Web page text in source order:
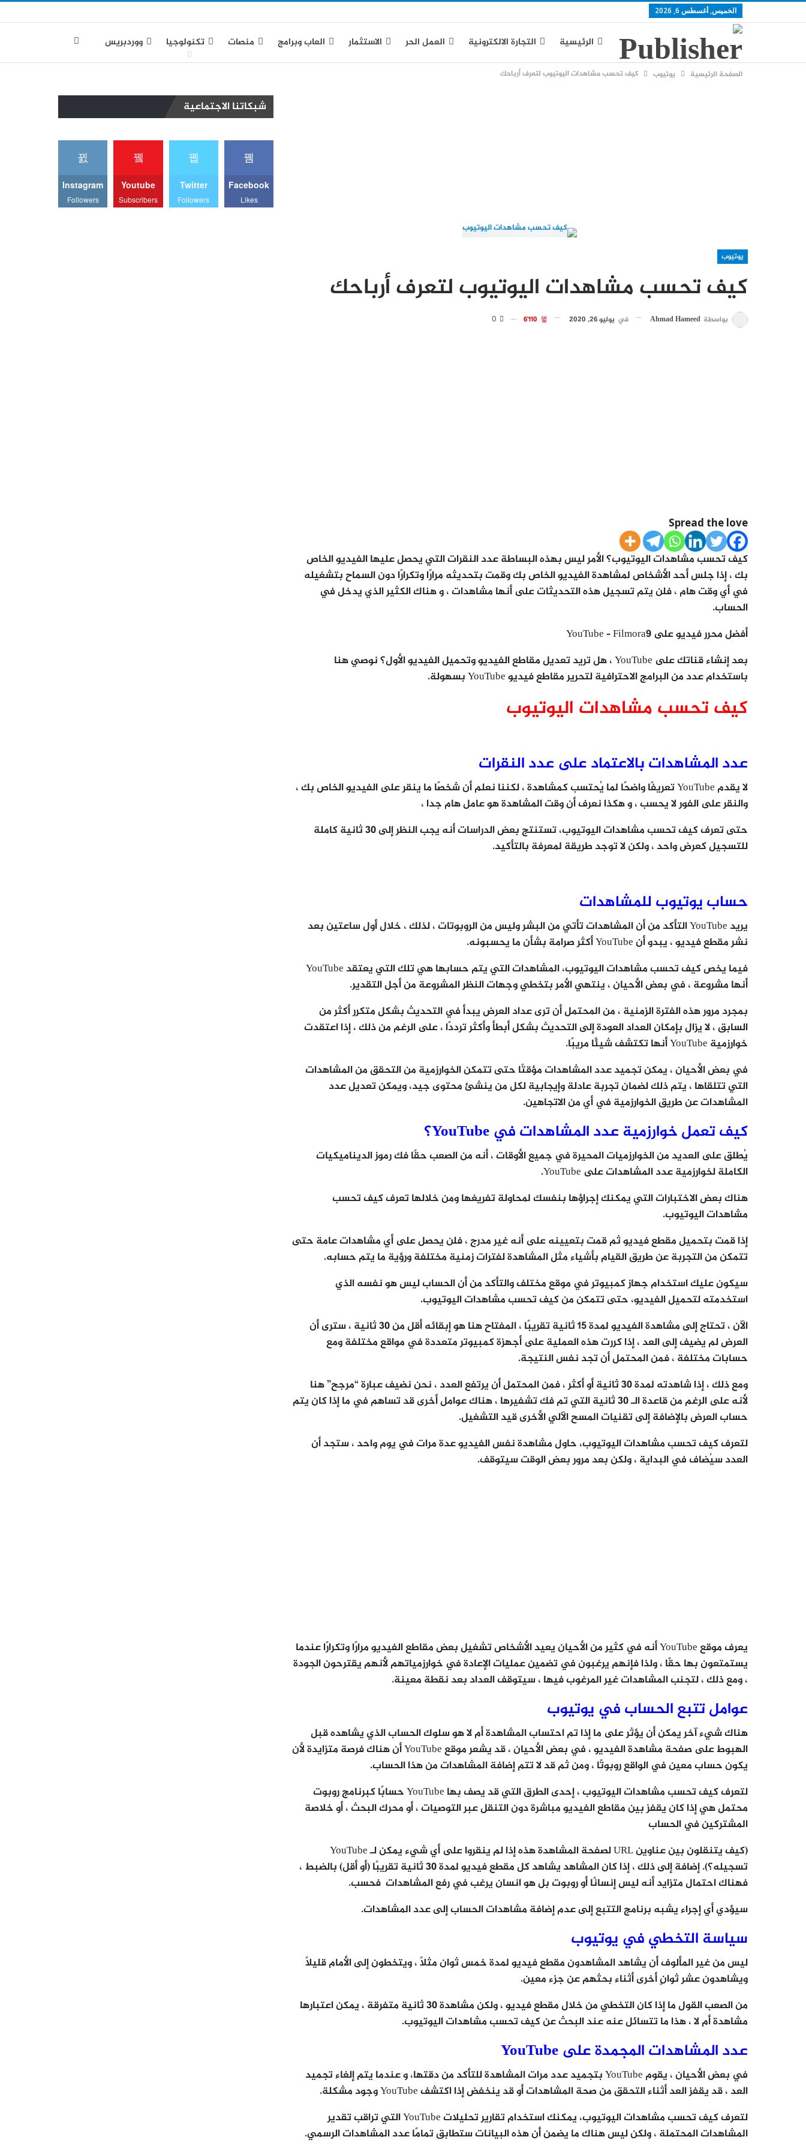
الخميس, أغسطس 6, 2026
الرئيسية التجارة الالكترونية العمل الحر الاستثمار العاب وبرامج منصات تكنولوجيا ووردبريس
يوتيوب سياسة الخصوصية الصفحة الرئيسية يوتيوب كيف تحسب مشاهدات اليوتيوب لتعرف أرباحك
يوتيوب
كيف تحسب مشاهدات اليوتيوب لتعرف أرباحك
بواسطة Ahmad Hameed في يوليو 26, 2020
Spread the love
كيف تحسب مشاهدات اليوتيوب؟ الأمر ليس بهذه البساطة عدد النقرات التي يحصل عليها الفيديو الخاص
بك ، إذا جلس أحد الأشخاص لمشاهدة الفيديو الخاص بك وقمت بتحديثه مرارًا وتكرارًا دون السماح بتشغيله
في أي وقت هام ، فلن يتم تسجيل هذه التحديثات على أنها مشاهدات ، و هناك الكثير الذي يدخل في
الحساب.
أفضل محرر فيديو على YouTube – Filmora9
بعد إنشاء قناتك على YouTube ، هل تريد تعديل مقاطع الفيديو وتحميل الفيديو الأول؟ نوصي هنا
باستخدام عدد من البرامج الاحترافية لتحرير مقاطع فيديو YouTube بسهولة.
كيف تحسب مشاهدات اليوتيوب
عدد المشاهدات بالاعتماد على عدد النقرات
لا يقدم YouTube تعريفًا واضحًا لما يُحتسب كمشاهدة ، لكننا نعلم أن شخصًا ما ينقر على الفيديو الخاص بك ،
والنقر على الفور لا يحسب ، و هكذا نعرف أن وقت المشاهدة هو عامل هام جدا ،
حتى تعرف كيف تحسب مشاهدات اليوتيوب، تستنتج بعض الدراسات أنه يجب النظر إلى 30 ثانية كاملة
للتسجيل كعرض واحد ، ولكن لا توجد طريقة لمعرفة بالتأكيد.
حساب يوتيوب للمشاهدات
يريد YouTube التأكد من أن المشاهدات تأتي من البشر وليس من الروبوتات ، لذلك ، خلال أول ساعتين بعد
نشر مقطع فيديو ، يبدو أن YouTube أكثر صرامة بشأن ما يحسبونه.
فيما يخص كيف تحسب مشاهدات اليوتيوب، المشاهدات التي يتم حسابها هي تلك التي يعتقد YouTube
أنها مشروعة ، في بعض الأحيان ، ينتهي الأمر بتخطي وجهات النظر المشروعة من أجل التقدير.
بمجرد مرور هذه الفترة الزمنية ، من المحتمل أن ترى عداد العرض يبدأ في التحديث بشكل متكرر أكثر من
السابق ، لا يزال بإمكان العداد العودة إلى التحديث بشكل أبطأ وأكثر ترددًا ، على الرغم من ذلك ، إذا اعتقدت
خوارزمية YouTube أنها تكتشف شيئًا مريبًا.
في بعض الأحيان ، يمكن تجميد عدد المشاهدات مؤقتًا حتى تتمكن الخوارزمية من التحقق من المشاهدات
التي تتلقاها ، يتم ذلك لضمان تجربة عادلة وإيجابية لكل من ينشئ محتوى جيد، ويمكن تعديل عدد
المشاهدات عن طريق الخوارزمية في أي من الاتجاهين.
كيف تعمل خوارزمية عدد المشاهدات في YouTube؟
يُطلق على العديد من الخوارزميات المحيرة في جميع الأوقات ، أنه من الصعب حقًا فك رموز الديناميكيات
الكاملة لخوارزمية عدد المشاهدات على YouTube.
هناك بعض الاختبارات التي يمكنك إجراؤها بنفسك لمحاولة تفريغها ومن خلالها تعرف كيف تحسب
مشاهدات اليوتيوب.
إذا قمت بتحميل مقطع فيديو ثم قمت بتعيينه على أنه غير مدرج ، فلن يحصل على أي مشاهدات عامة حتى
تتمكن من التجربة عن طريق القيام بأشياء مثل المشاهدة لفترات زمنية مختلفة ورؤية ما يتم حسابه.
سيكون عليك استخدام جهاز كمبيوتر في موقع مختلف والتأكد من أن الحساب ليس هو نفسه الذي
استخدمته لتحميل الفيديو، حتى تتمكن من كيف تحسب مشاهدات اليوتيوب.
الآن ، تحتاج إلى مشاهدة الفيديو لمدة 15 ثانية تقريبًا ، المفتاح هنا هو إبقائه أقل من 30 ثانية ، سترى أن
العرض لم يضيف إلى العد ، إذا كررت هذه العملية على أجهزة كمبيوتر متعددة في مواقع مختلفة ومع
حسابات مختلفة ، فمن المحتمل أن تجد نفس النتيجة.
ومع ذلك ، إذا شاهدته لمدة 30 ثانية أو أكثر ، فمن المحتمل أن يرتفع العدد ، نحن نضيف عبارة “مرجح” هنا
لأنه على الرغم من قاعدة الـ 30 ثانية التي تم فك تشفيرها ، هناك عوامل أخرى قد تساهم في ما إذا كان يتم
حساب العرض بالإضافة إلى تقنيات المسح الآلي الأخرى قيد التشغيل.
لتعرف كيف تحسب مشاهدات اليوتيوب، حاول مشاهدة نفس الفيديو عدة مرات في يوم واحد ، ستجد أن
العدد سيُضاف في البداية ، ولكن بعد مرور بعض الوقت سيتوقف.
يعرف موقع YouTube أنه في كثير من الأحيان يعيد الأشخاص تشغيل بعض مقاطع الفيديو مرارًا وتكرارًا عندما
يستمتعون بها حقًا ، ولذا فإنهم يرغبون في تضمين عمليات الإعادة في خوارزمياتهم لأنهم يقترحون الجودة
، ومع ذلك ، لتجنب المشاهدات غير المرغوب فيها ، سيتوقف العداد بعد نقطة معينة.
عوامل تتبع الحساب في يوتيوب
هناك شيء آخر يمكن أن يؤثر على ما إذا تم احتساب المشاهدة أم لا هو سلوك الحساب الذي يشاهده قبل
الهبوط على صفحة مشاهدة الفيديو ، في بعض الأحيان ، قد يشعر موقع YouTube أن هناك فرصة متزايدة لأن
يكون حساب معين في الواقع روبوتًا ، ومن ثم قد لا تتم إضافة المشاهدات من هذا الحساب.
لتعرف كيف تحسب مشاهدات اليوتيوب ، إحدى الطرق التي قد يصف بها YouTube حسابًا كبرنامج روبوت
محتمل هي إذا كان يقفز بين مقاطع الفيديو مباشرة دون التنقل عبر التوصيات ، أو محرك البحث ، أو خلاصة
المشتركين في الحساب
(كيف يتنقلون بين عناوين URL لصفحة المشاهدة هذه إذا لم ينقروا على أي شيء يمكن لـ YouTube
تسجيله؟). إضافة إلى ذلك ، إذا كان المشاهد يشاهد كل مقطع فيديو لمدة 30 ثانية تقريبًا (أو أقل) بالضبط ،
فهناك احتمال متزايد أنه ليس إنسانًا أو روبوت بل هو انسان يرغب في رفع المشاهدات فحسب.
سيؤدي أي إجراء يشبه برنامج التتبع إلى عدم إضافة مشاهدات الحساب إلى عدد المشاهدات.
سياسة التخطي في يوتيوب
ليس من غير المألوف أن يشاهد المشاهدون مقطع فيديو لمدة خمس ثوان مثلاً ، ويتخطون إلى الأمام قليلاً
ويشاهدون عشر ثوانٍ أخرى أثناء بحثهم عن جزء معين.
من الصعب القول ما إذا كان التخطي من خلال مقطع فيديو ، ولكن مشاهدة 30 ثانية متفرقة ، يمكن اعتبارها
مشاهدة أم لا ، هذا ما تتسائل عنه عند البحث عن كيف تحسب مشاهدات اليوتيوب.
عدد المشاهدات المجمدة على YouTube
في بعض الأحيان ، يقوم YouTube بتجميد عدد مرات المشاهدة للتأكد من دقتها، و عندما يتم إلغاء تجميد
العد ، قد يقفز العد أثناء التحقق من صحة المشاهدات أو قد ينخفض ​​إذا اكتشف YouTube وجود مشكلة.
لتعرف كيف تحسب مشاهدات اليوتيوب، يمكنك استخدام تقارير تحليلات YouTube التي تراقب تقدير
المشاهدات المحتملة ، ولكن ليس هناك ما يضمن أن هذه البيانات ستطابق تمامًا عدد المشاهدات الرسمي.
شبكاتنا الاجتماعية
Facebook
Likes
Twitter
Followers
Youtube
Subscribers
Instagram
Followers